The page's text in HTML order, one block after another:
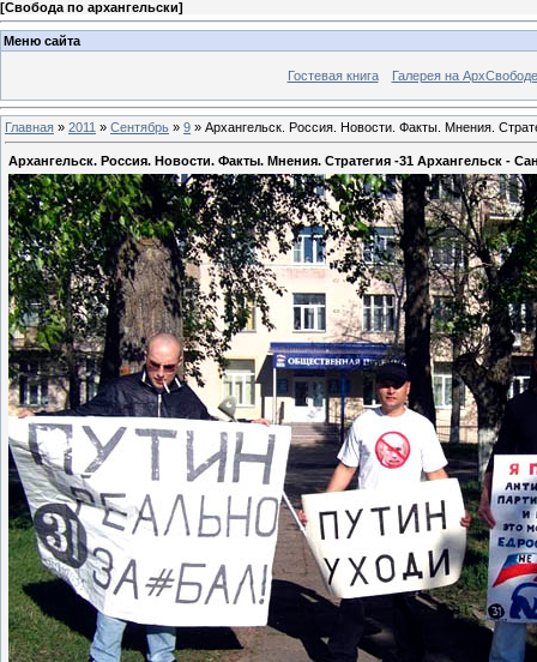
[Свобода по архангельски]
Меню сайта
Гостевая книга Галерея на АрхСвободе
Главная » 2011 » Сентябрь » 9 » Архангельск. Россия. Новости. Факты. Мнения.
Архангельск. Россия. Новости. Факты. Мнения. Стратегия -31 Архангельск -